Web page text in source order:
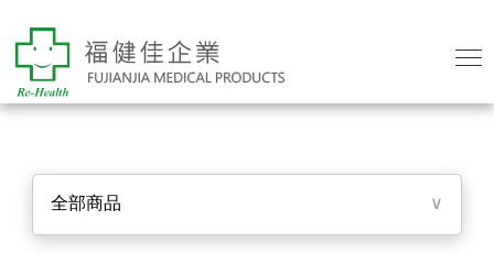
全部商品 ∨